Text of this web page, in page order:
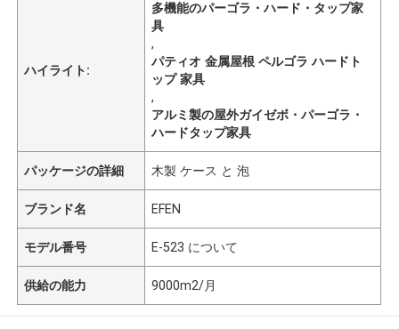
ハイライト:
多機能のパーゴラ・ハード・タップ家
具
,
パティオ 金属屋根 ペルゴラ ハードト
ップ 家具
,
アルミ製の屋外ガイゼボ・パーゴラ・
ハードタップ家具
パッケージの詳細 木製 ケース と 泡
ブランド名 EFEN
モデル番号 E-523 について
供給の能力 9000m2/月